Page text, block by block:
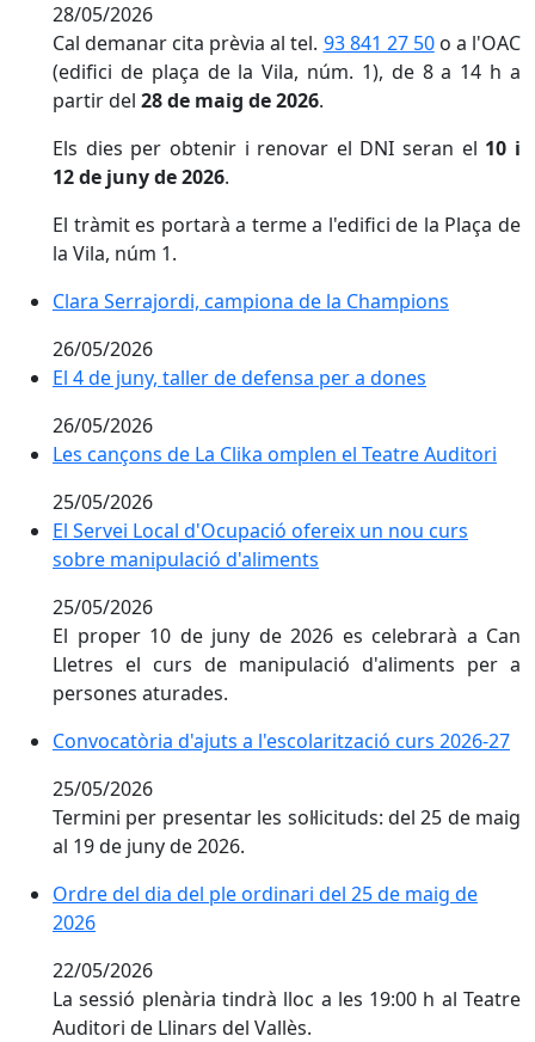
28/05/2026
Cal demanar cita prèvia al tel. 93 841 27 50o a l'OAC
(edifici de plaça de la Vila, núm. 1), de 8 a 14 h a
partir del 28 de maig de 2026.
Els dies per obtenir i renovar el DNI seran el 10 i
12 de juny de 2026.
El tràmit es portarà a terme a l'edifici de la Plaça de
la Vila, núm 1.
Clara Serrajordi, campiona de la Champions
Clara Serrajordi, campiona de la Champions
26/05/2026
El 4 de juny, taller de defensa per a dones
El 4 de juny, taller de defensa per a dones
26/05/2026
Les cançons de La Clika omplen el Teatre Auditori
Les cançons de La Clika omplen el Teatre Auditori
25/05/2026
El Servei Local d'Ocupació ofereix un nou curs
El Servei Local d'Ocupació ofereix un nou curs
sobre manipulació d'aliments
25/05/2026
El proper 10 de juny de 2026 es celebrarà a Can
Lletres el curs de manipulació d'aliments per a
persones aturades.
Convocatòria d'ajuts a l'escolarització curs 2026-27
Convocatòria d'ajuts a l'escolarització curs 2026-27
25/05/2026
Termini per presentar les sol·licituds: del 25 de maig
al 19 de juny de 2026.
Ordre del dia del ple ordinari del 25 de maig de 2026
Ordre del dia del ple ordinari del 25 de maig de
2026
22/05/2026
La sessió plenària tindrà lloc a les 19:00 h al Teatre
Auditori de Llinars del Vallès.